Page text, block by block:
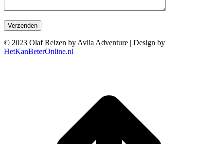
© 2023 Olaf Reizen by Avila Adventure | Design by
HetKanBeterOnline.nl